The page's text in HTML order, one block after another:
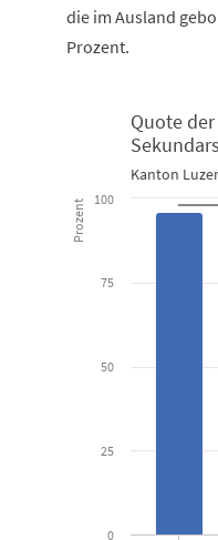
die im Ausland
Prozent.
Quote der
Kanton Luzern
View as data table,
Prozent
Quote
Kanton
0
25
50
75
100